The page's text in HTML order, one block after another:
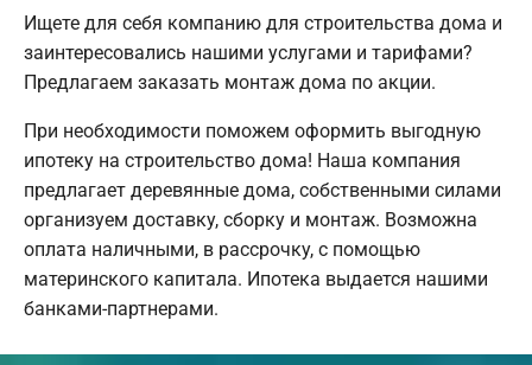
Ищете для себя компанию для строительства дома и
заинтересовались нашими услугами и тарифами?
Предлагаем заказать монтаж дома по акции.
При необходимости поможем оформить выгодную
ипотеку на строительство дома! Наша компания
предлагает деревянные дома, собственными силами
организуем доставку, сборку и монтаж. Возможна
оплата наличными, в рассрочку, с помощью
материнского капитала. Ипотека выдается нашими
банками-партнерами.